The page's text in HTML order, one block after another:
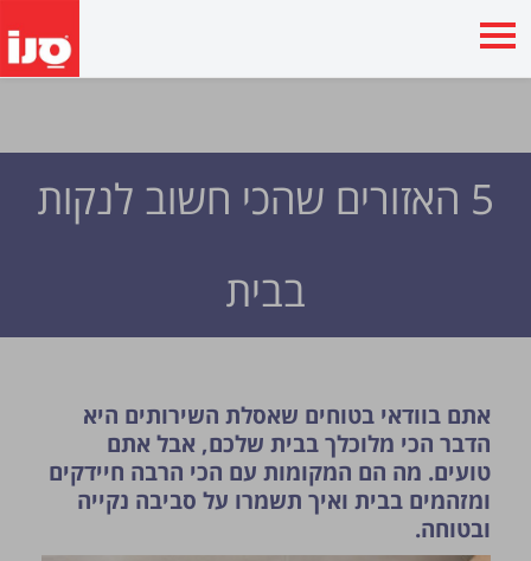
5 האזורים שהכי חשוב לנקות
בבית
אתם בוודאי בטוחים שאסלת השירותים היא
הדבר הכי מלוכלך בבית שלכם, אבל אתם
טועים. מה הם המקומות עם הכי הרבה חיידקים
ומזהמים בבית ואיך תשמרו על סביבה נקייה
ובטוחה.